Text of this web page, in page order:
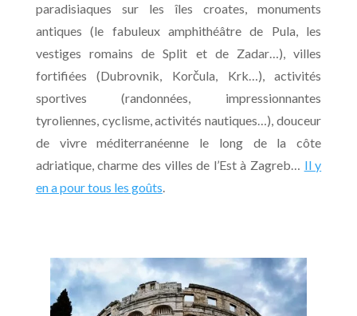
paradisiaques sur les îles croates, monuments
antiques (le fabuleux amphithéâtre de Pula, les
vestiges romains de Split et de Zadar…), villes
fortifiées (Dubrovnik, Korčula, Krk…), activités
sportives (randonnées, impressionnantes
tyroliennes, cyclisme, activités nautiques…), douceur
de vivre méditerranéenne le long de la côte
adriatique, charme des villes de l’Est à Zagreb… Il y
en a pour tous les goûts.